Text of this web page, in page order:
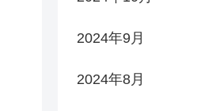
2024年9月
2024年8月